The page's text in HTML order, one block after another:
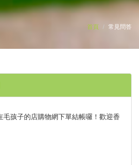
首頁 常見問答
毛孩子的店購物網下單結帳囉！歡迎香